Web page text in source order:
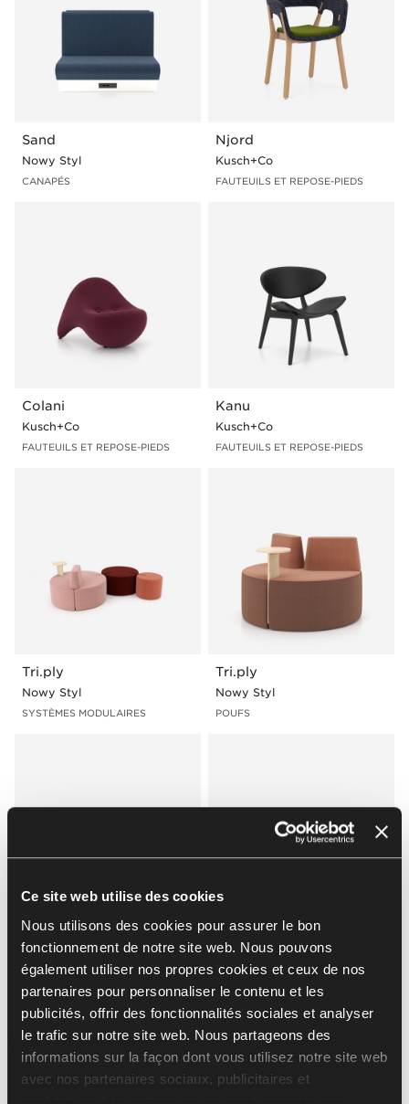
Ce site web utilise des cookies
Nous utilisons des cookies pour assurer le bon
fonctionnement de notre site web. Nous pouvons
également utiliser nos propres cookies et ceux de nos
partenaires pour personnaliser le contenu et les
publicités, offrir des fonctionnalités sociales et analyser
le trafic sur notre site web. Nous partageons des
informations sur la façon dont vous utilisez notre site web
avec nos partenaires sociaux, publicitaires et
Sand
Nowy Styl
CANAPÉS
Njord
Kusch+Co
FAUTEUILS ET REPOSE-PIEDS
Colani
Kusch+Co
FAUTEUILS ET REPOSE-PIEDS
Kanu
Kusch+Co
FAUTEUILS ET REPOSE-PIEDS
Tri.ply
Nowy Styl
SYSTÈMES MODULAIRES
Tri.ply
Nowy Styl
POUFS
FAUTEUILS ET REPOSE-PIEDS